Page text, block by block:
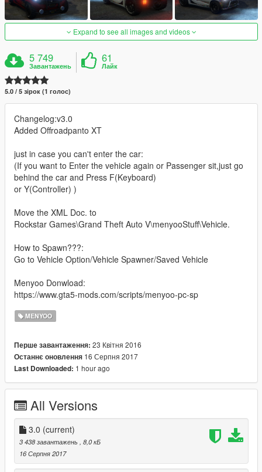
Expand to see all images and videos
5 749
Завантажень
61
Лайк
5.0 / 5 зірок (1 голос)
Changelog:v3.0
Added Offroadpanto XT
just in case you can't enter the car:
(If you want to Enter the vehicle again or Passenger sit,just go
behind the car and Press F(Keyboard)
or Y(Controller) )
Move the XML Doc. to
Rockstar Games\Grand Theft Auto V\menyooStuff\Vehicle.
How to Spawn???:
Go to Vehicle Option/Vehicle Spawner/Saved Vehicle
Menyoo Donwload:
https://www.gta5-mods.com/scripts/menyoo-pc-sp
MENYOO
Перше завантаження: 23 Квітня 2016
Останнє оновлення 16 Серпня 2017
Last Downloaded: 1 hour ago
All Versions
3.0 (current)
3 438 завантажень
, 8,0 кБ
16 Серпня 2017